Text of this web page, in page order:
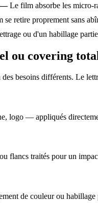
Le film absorbe les micro-
se retire proprement sans
ou d'un habillage
ou covering
besoins différents. Le
logo — appliqués
flancs traités pour un
de couleur ou habillage